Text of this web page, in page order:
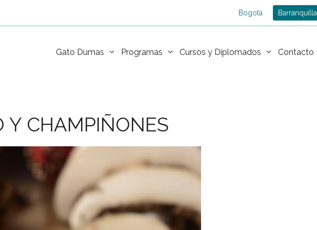
Bogotá Barranquilla
Gato Dumas Programas Cursos y Diplomados Contacto
Y CHAMPIÑONES